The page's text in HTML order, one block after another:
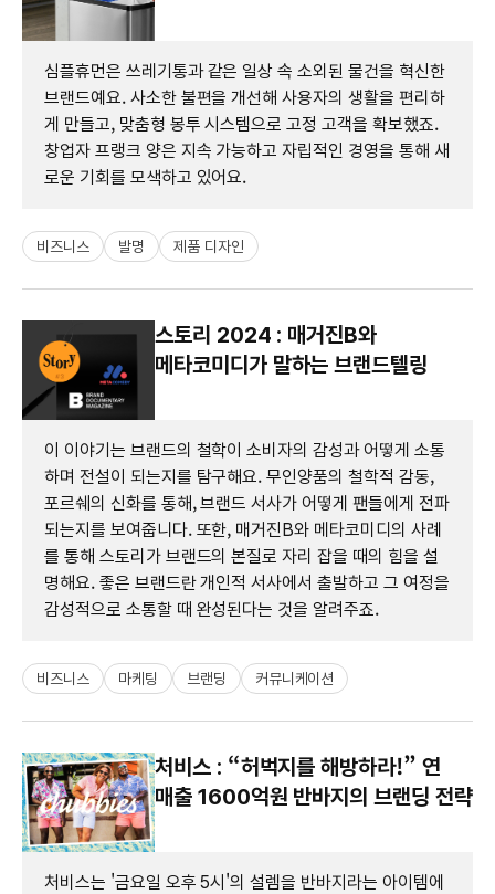
심플휴먼은 쓰레기통과 같은 일상 속 소외된 물건을 혁신한
브랜드예요. 사소한 불편을 개선해 사용자의 생활을 편리하
게 만들고, 맞춤형 봉투 시스템으로 고정 고객을 확보했죠.
창업자 프랭크 양은 지속 가능하고 자립적인 경영을 통해 새
로운 기회를 모색하고 있어요.
비즈니스 발명 제품 디자인
스토리 2024 : 매거진B와
메타코미디가 말하는 브랜드텔링
이 이야기는 브랜드의 철학이 소비자의 감성과 어떻게 소통
하며 전설이 되는지를 탐구해요. 무인양품의 철학적 감동,
포르쉐의 신화를 통해, 브랜드 서사가 어떻게 팬들에게 전파
되는지를 보여줍니다. 또한, 매거진B와 메타코미디의 사례
를 통해 스토리가 브랜드의 본질로 자리 잡을 때의 힘을 설
명해요. 좋은 브랜드란 개인적 서사에서 출발하고 그 여정을
감성적으로 소통할 때 완성된다는 것을 알려주죠.
비즈니스 마케팅 브랜딩 커뮤니케이션
처비스 : “허벅지를 해방하라!” 연
매출 1600억원 반바지의 브랜딩 전략
처비스는 '금요일 오후 5시'의 설렘을 반바지라는 아이템에